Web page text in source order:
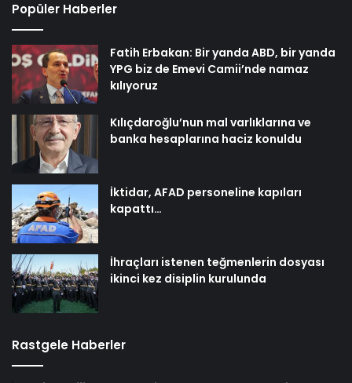
Popüler Haberler
Fatih Erbakan: Bir yanda ABD, bir yanda
YPG biz de Emevi Camii’nde namaz
kılıyoruz
Kılıçdaroğlu’nun mal varlıklarına ve
banka hesaplarına haciz konuldu
İktidar, AFAD personeline kapıları
kapattı…
İhraçları istenen teğmenlerin dosyası
ikinci kez disiplin kurulunda
Rastgele Haberler